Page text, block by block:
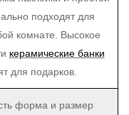
подходят для
комнате. Высокое
керамические банки
для подарков.
форма и размер